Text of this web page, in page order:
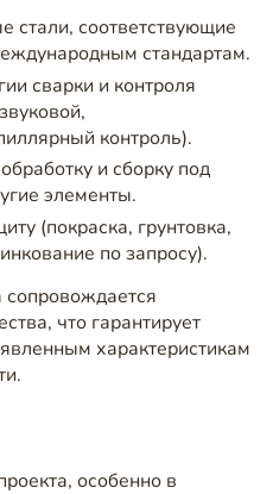
стали, соответствующие
стандартам.
сварки и контроля
контроль).
и сборку под
элементы.
(покраска, грунтовка,
по запросу).
что гарантирует
характеристикам
особенно в